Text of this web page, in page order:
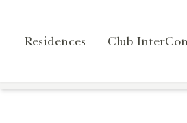
Residences Club